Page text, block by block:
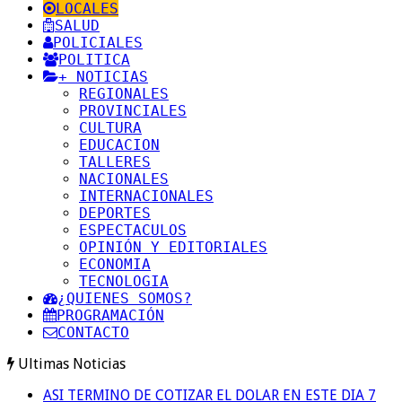
LOCALES
SALUD
POLICIALES
POLITICA
+ NOTICIAS
REGIONALES
PROVINCIALES
CULTURA
EDUCACION
TALLERES
NACIONALES
INTERNACIONALES
DEPORTES
ESPECTACULOS
OPINIÓN Y EDITORIALES
ECONOMIA
TECNOLOGIA
¿QUIENES SOMOS?
PROGRAMACIÓN
CONTACTO
Ultimas Noticias
ASI TERMINO DE COTIZAR EL DOLAR EN ESTE DIA 7